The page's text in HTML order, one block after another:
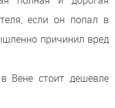
если он попал в
причинил вред
Вене стоит дешевле